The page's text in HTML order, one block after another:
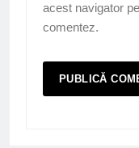
acest navigator
comentez.